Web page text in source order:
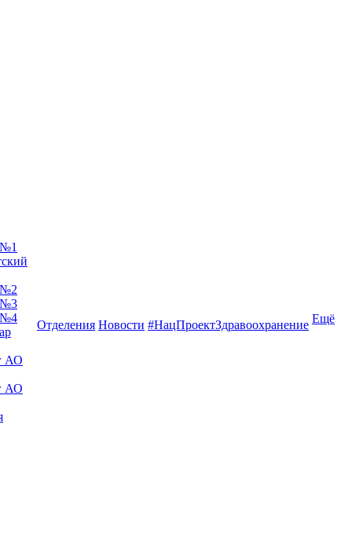
№2
№3
№4
АО
АО
Отделения Новости #НацПроектЗдравоохранение Ещё